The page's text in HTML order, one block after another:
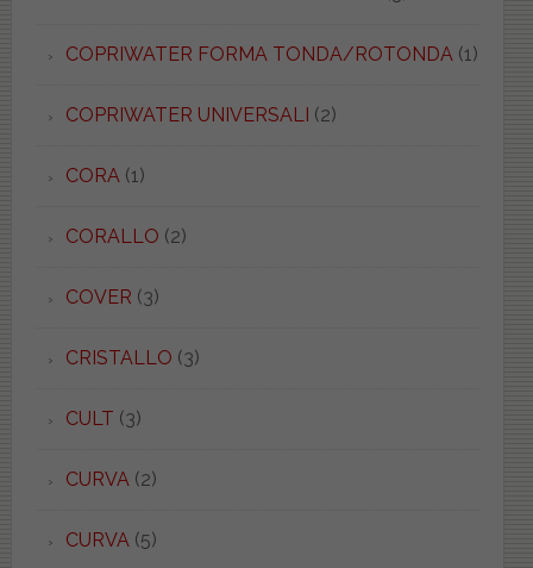
COPRIWATER FORMA TONDA/ROTONDA (1)
COPRIWATER UNIVERSALI (2)
CORA (1)
CORALLO (2)
COVER (3)
CRISTALLO (3)
CULT (3)
CURVA (2)
CURVA (5)